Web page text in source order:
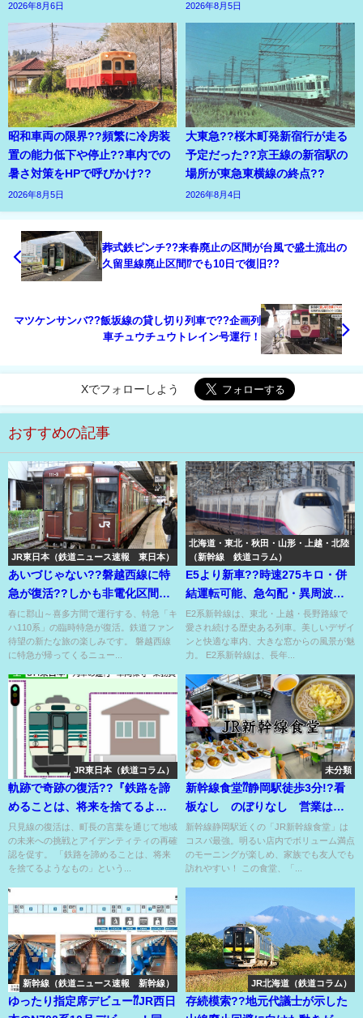
2026年8月6日 2026年8月5日
昭和車両の限界??頻繁に冷房装
置の能力低下や停止??車内での
暑さ対策をHPで呼びかけ??
2026年8月5日
大東急??桜木町発新宿行が走る
予定だった??京王線の新宿駅の
場所が東急東横線の終点??
2026年8月4日
葬式鉄ピンチ??来春廃止の区間が台風で盛土流出の
久留里線廃止区間⁉でも10日で復旧??
マツケンサンバ??飯坂線の貸し切り列車で??企画列
車チュウチュウトレイン号運行！
Xでフォローしよう
おすすめの記事
JR東日本（鉄道ニュース速報 東日本）
あいづじゃない??磐越西線に特
急が復活??しかも非電化区間に
直通なので近郊型気動車??
春に郡山～喜多方間で運行する、特急「キ
ハ110系」の臨時特急が復活。鉄道ファン
待望の新たな旅の楽しみです。 磐越西線
に特急が帰ってくるニュー...
北海道・東北・秋田・山形・上越・北陸
（新幹線 鉄道コラム）
E5より新車??時速275キロ・併
結運転可能、急勾配・異周波数
対応のマルチ新幹線車両⁉
E2系新幹線は、東北・上越・長野路線で
愛され続ける歴史ある列車。美しいデザイ
ンと快適な車内、大きな窓からの風景が魅
力。 E2系新幹線は、長年...
JR東日本（鉄道コラム）
軌跡で奇跡の復活??『鉄路を諦
めることは、将来を捨てるよう
なもの』と当時の町長が回顧??
只見線の復活は、町長の言葉を通じて地域
の未来への挑戦とアイデンティティの再確
認を促す。 「鉄路を諦めることは、将来
を捨てるようなもの」という...
未分類
新幹線食堂⁇静岡駅徒歩3分!?看
板なし のぼりなし 営業は朝
と昼のみのコスパ最強の食堂⁇
新幹線静岡駅近くの「JR新幹線食堂」は
コスパ最強。明るい店内でボリューム満点
のモーニングが楽しめ、家族でも友人でも
訪れやすい！ この食堂、「...
新幹線（鉄道ニュース速報 新幹線）
ゆったり指定席デビュー⁇JR西日
JR北海道（鉄道コラム）
存続模索??地元代議士が示した